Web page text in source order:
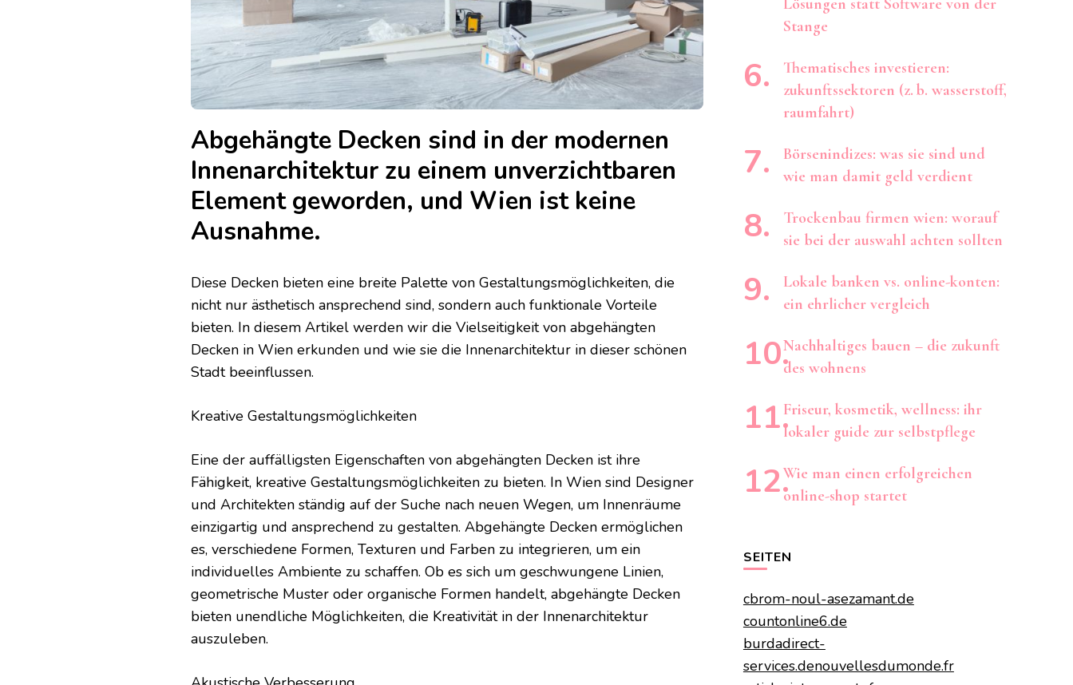
Abgehängte Decken sind in der modernen
Innenarchitektur zu einem unverzichtbaren
Element geworden, und Wien ist keine
Ausnahme.
Diese Decken bieten eine breite Palette von Gestaltungsmöglichkeiten, die
nicht nur ästhetisch ansprechend sind, sondern auch funktionale Vorteile
bieten. In diesem Artikel werden wir die Vielseitigkeit von abgehängten
Decken in Wien erkunden und wie sie die Innenarchitektur in dieser schönen
Stadt beeinflussen.
Kreative Gestaltungsmöglichkeiten
Eine der auffälligsten Eigenschaften von abgehängten Decken ist ihre
Fähigkeit, kreative Gestaltungsmöglichkeiten zu bieten. In Wien sind Designer
und Architekten ständig auf der Suche nach neuen Wegen, um Innenräume
einzigartig und ansprechend zu gestalten. Abgehängte Decken ermöglichen
es, verschiedene Formen, Texturen und Farben zu integrieren, um ein
individuelles Ambiente zu schaffen. Ob es sich um geschwungene Linien,
geometrische Muster oder organische Formen handelt, abgehängte Decken
bieten unendliche Möglichkeiten, die Kreativität in der Innenarchitektur
auszuleben.
Lösungen statt Software von der
Stange
Thematisches investieren:
zukunftssektoren (z. b. wasserstoff,
raumfahrt)
Börsenindizes: was sie sind und
wie man damit geld verdient
Trockenbau firmen wien: worauf
sie bei der auswahl achten sollten
Lokale banken vs. online-konten:
ein ehrlicher vergleich
Nachhaltiges bauen – die zukunft
des wohnens
Friseur, kosmetik, wellness: ihr
lokaler guide zur selbstpflege
Wie man einen erfolgreichen
online-shop startet
SEITEN
cbrom-noul-asezamant.de
countonline6.de
burdadirect-
services.denouvellesdumonde.fr